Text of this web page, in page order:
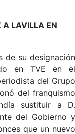
A LAVILLA EN
de su designación
en TVE en el
del Grupo
del franquismo
sustituir a D.
del Gobierno y
que un nuevo